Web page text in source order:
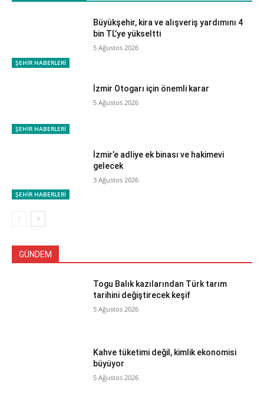
ŞEHİR HABERLERİ
Büyükşehir, kira ve alışveriş yardımını 4
bin TL’ye yükseltti
5 Ağustos 2026
ŞEHİR HABERLERİ
İzmir Otogarı için önemli karar
5 Ağustos 2026
ŞEHİR HABERLERİ
İzmir’e adliye ek binası ve hakimevi
gelecek
3 Ağustos 2026
GÜNDEM
Togu Balık kazılarından Türk tarım
tarihini değiştirecek keşif
5 Ağustos 2026
Kahve tüketimi değil, kimlik ekonomisi
büyüyor
5 Ağustos 2026